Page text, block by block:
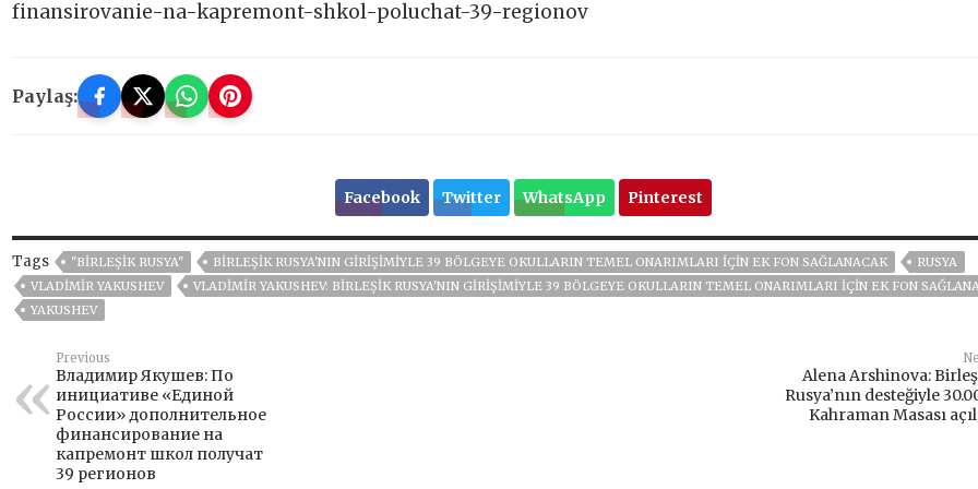
finansirovanie-na-kapremont-shkol-poluchat-39-regionov
Paylaş:
Facebook Twitter WhatsApp Pinterest
Tags "BIRLEŞIK RUSYA" BIRLEŞIK RUSYA'NIN GIRIŞIMIYLE 39 BÖLGEYE OKULLARIN TEMEL ONARIMLARI IÇIN EK FON SAĞLANACAK
RUSYA
VLADIMIR YAKUSHEV
VLADIMIR YAKUSHEV: BIRLEŞIK RUSYA'NIN GIRIŞIMIYLE 39 BÖLGEYE OKULLARIN TEMEL ONARIMLARI IÇIN EK FON
YAKUSHEV
Previous
Владимир Якушев: По
инициативе «Единой
России» дополнительное
финансирование на
капремонт школ получат
39 регионов
Alena Arshinova:
Rusya’nın desteğiyle
Kahraman Masası